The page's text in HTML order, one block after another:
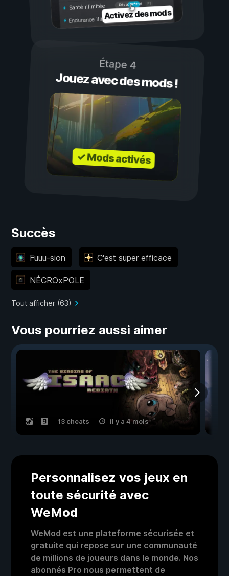
Activé
Désactivé
Santé illimitée
Endurance illimitéeActivez des mods
Étape 4
Jouez avec des mods !
✓ Mods activés
Succès
Fuuu-sion C'est super efficace
NÉCROxPOLE
Tout afficher (63)
Vous pourriez aussi aimer
13 cheats il y a 4 mois
Personnalisez vos jeux en
toute sécurité avec
WeMod
WeMod est une plateforme sécurisée et
gratuite qui repose sur une communauté
de millions de joueurs dans le monde. Nos
abonnés Pro nous permettent de